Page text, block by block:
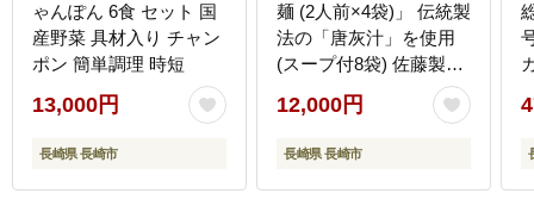
ゃんぽん 6食 セット 国
産野菜 具材入り チャン
ポン 簡単調理 時短
13,000円
長崎県 長崎市
麺 (2人前×4袋)」 伝統製
法の「唐灰汁」を使用
(スープ付8袋) 佐藤製麺
12,000円
長崎県 長崎市